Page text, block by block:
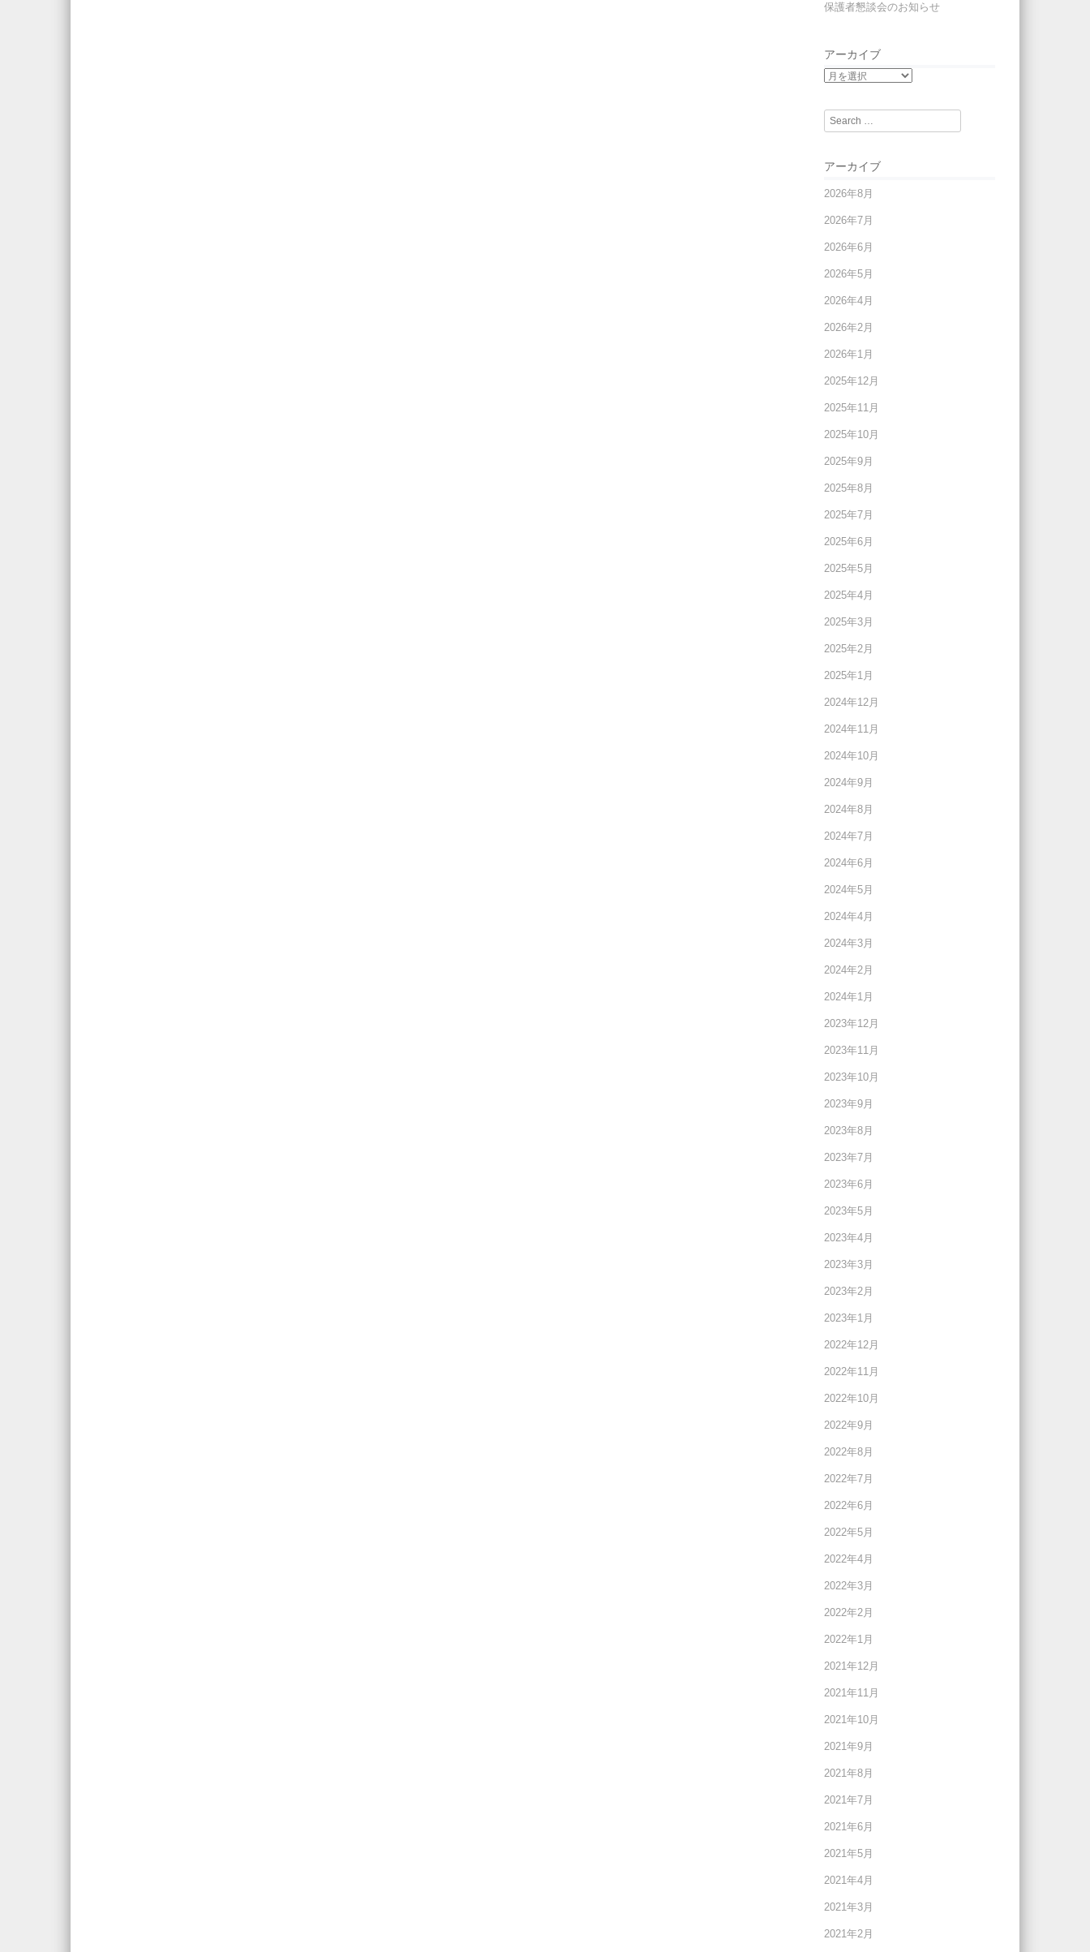
保護者懇談会のお知らせ
アーカイブ
Search
アーカイブ
2026年8月
2026年7月
2026年6月
2026年5月
2026年4月
2026年2月
2026年1月
2025年12月
2025年11月
2025年10月
2025年9月
2025年8月
2025年7月
2025年6月
2025年5月
2025年4月
2025年3月
2025年2月
2025年1月
2024年12月
2024年11月
2024年10月
2024年9月
2024年8月
2024年7月
2024年6月
2024年5月
2024年4月
2024年3月
2024年2月
2024年1月
2023年12月
2023年11月
2023年10月
2023年9月
2023年8月
2023年7月
2023年6月
2023年5月
2023年4月
2023年3月
2023年2月
2023年1月
2022年12月
2022年11月
2022年10月
2022年9月
2022年8月
2022年7月
2022年6月
2022年5月
2022年4月
2022年3月
2022年2月
2022年1月
2021年12月
2021年11月
2021年10月
2021年9月
2021年8月
2021年7月
2021年6月
2021年5月
2021年4月
2021年3月
2021年2月